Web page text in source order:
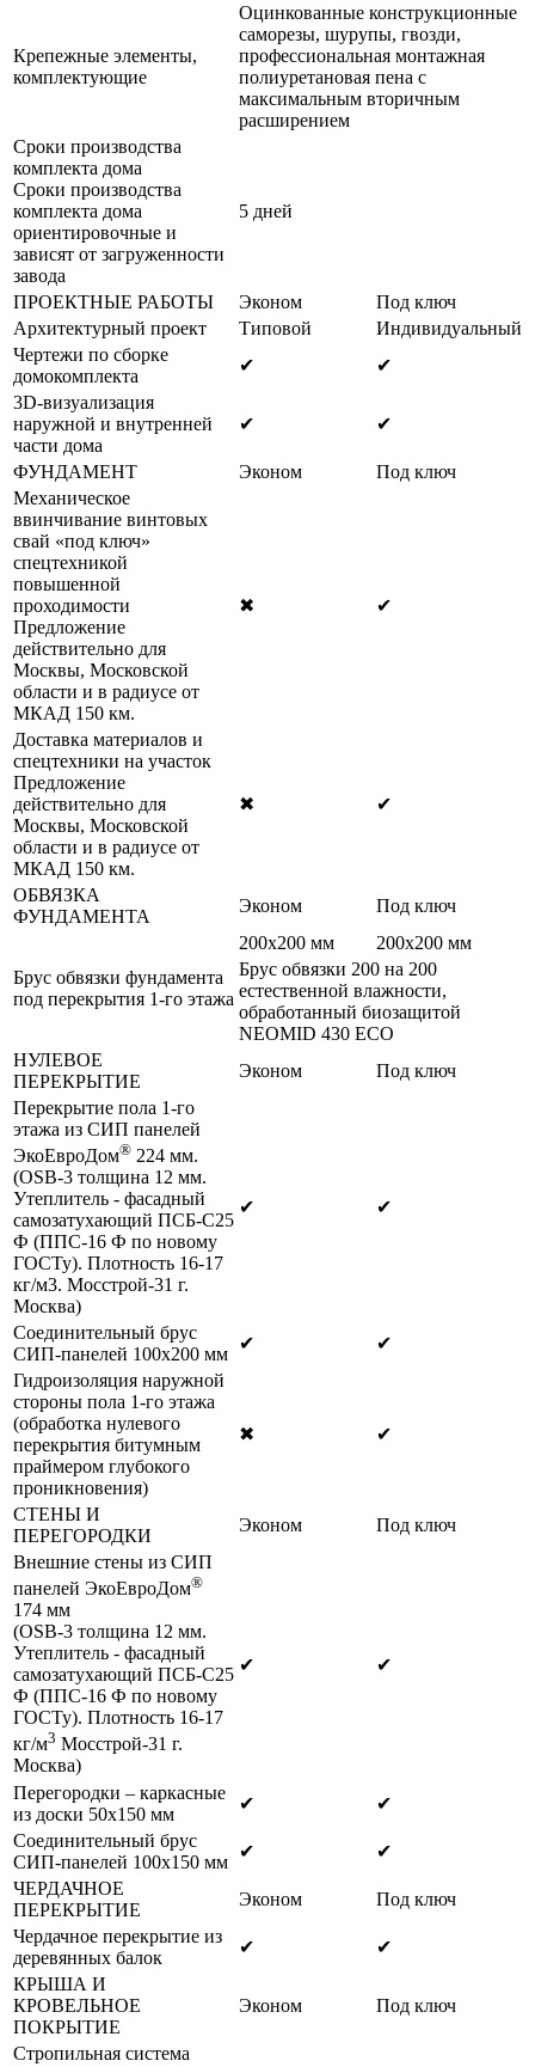
Крепежные элементы,
комплектующие
Оцинкованные конструкционные
саморезы, шурупы, гвозди,
профессиональная монтажная
полиуретановая пена с
максимальным вторичным
расширением
Сроки производства
комплекта дома
Сроки производства
комплекта дома
ориентировочные и
зависят от загруженности
завода
5 дней
ПРОЕКТНЫЕ РАБОТЫ Эконом
Под ключ
Архитектурный проект
Типовой
Индивидуальный
Чертежи по сборке
домокомплекта
✔
✔
3D-визуализация
наружной и внутренней
части дома
✔ ✔
ФУНДАМЕНТ Эконом
Под ключ
Механическое
ввинчивание винтовых
свай «под ключ»
спецтехникой
повышенной
проходимости
Предложение
действительно для
Москвы, Московской
области и в радиусе от
МКАД 150 км.
✖ ✔
Доставка материалов и
спецтехники на участок
Предложение
действительно для
Москвы, Московской
области и в радиусе от
МКАД 150 км.
✖ ✔
ОБВЯЗКА
ФУНДАМЕНТА
Эконом Под ключ
Брус обвязки фундамента
под перекрытия 1-го этажа
200х200 мм
200х200 мм
Брус обвязки 200 на 200
естественной влажности,
обработанный биозащитой
NEOMID 430 ЕСО
НУЛЕВОЕ
ПЕРЕКРЫТИЕ
Эконом
Под ключ
Перекрытие пола 1-го
этажа из СИП панелей
ЭкоЕвроДом® 224 мм.
(OSB-3 толщина 12 мм.
Утеплитель - фасадный
самозатухающий ПСБ-С25
Ф (ППС-16 Ф по новому
ГОСТу). Плотность 16-17
кг/м3. Мосстрой-31 г.
Москва)
✔ ✔
Соединительный брус
СИП-панелей 100х200 мм
✔
✔
Гидроизоляция наружной
стороны пола 1-го этажа
(обработка нулевого
перекрытия битумным
праймером глубокого
проникновения)
✖ ✔
СТЕНЫ И
ПЕРЕГОРОДКИ
Эконом
Под ключ
Внешние стены из СИП
панелей ЭкоЕвроДом®
174 мм
(OSB-3 толщина 12 мм.
Утеплитель - фасадный
самозатухающий ПСБ-С25
Ф (ППС-16 Ф по новому
ГОСТу). Плотность 16-17
кг/м3 Мосстрой-31 г.
Москва)
✔ ✔
Перегородки – каркасные
из доски 50х150 мм
✔
✔
Соединительный брус
СИП-панелей 100х150 мм
✔
✔
ЧЕРДАЧНОЕ
ПЕРЕКРЫТИЕ
Эконом
Под ключ
Чердачное перекрытие из
деревянных балок
✔
✔
КРЫША И
КРОВЕЛЬНОЕ
ПОКРЫТИЕ
Эконом Под ключ
Стропильная система